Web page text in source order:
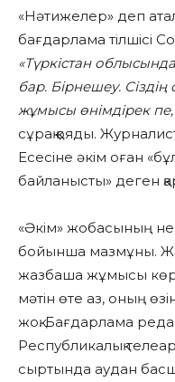
«Нәтижелер» деп
бағдарлама тілшісі
«Түркістан
бар. Бірнешеу.
жұмысы өнімдірек пе,
сұрақ қояды.
Есесіне әкім оған
байланысты» деген
«Әкім» жобасының
бойынша мазмұны.
жазбаша жұмысы
мәтін өте аз, оның
жоқ. Бағдарлама
Республикалық
сыртында аудан